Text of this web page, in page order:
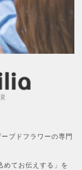
ブドフラワーの専門
めてお伝えする」を